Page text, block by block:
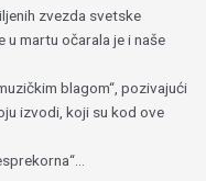
zvezda svetske
u martu očarala je i naše
blagom“, pozivajući
izvodi, koji su kod ove